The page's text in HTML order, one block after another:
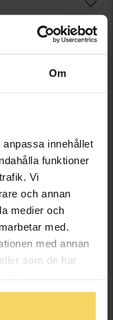
Om
innehållet
funktioner
Vi
och annan
medier och
med.
med annan
som de har
i 18K guld 19cm
GULDFYND
69 298:-